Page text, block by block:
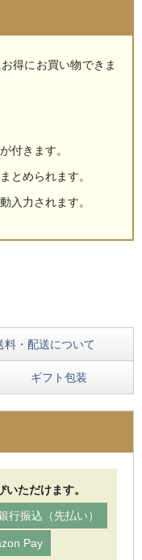
得にお買い物できま
付きます。
とめられます。
入力されます。
料・配送について
ギフト包装
ただけます。
行振込（先払い）
Pay